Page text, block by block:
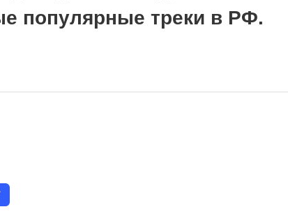
популярные треки в РФ.